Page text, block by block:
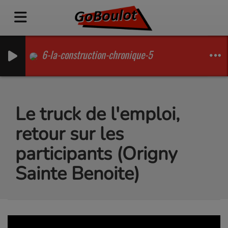
6-la-construction-chronique-5
Le truck de l'emploi,
retour sur les
participants (Origny
Sainte Benoite)